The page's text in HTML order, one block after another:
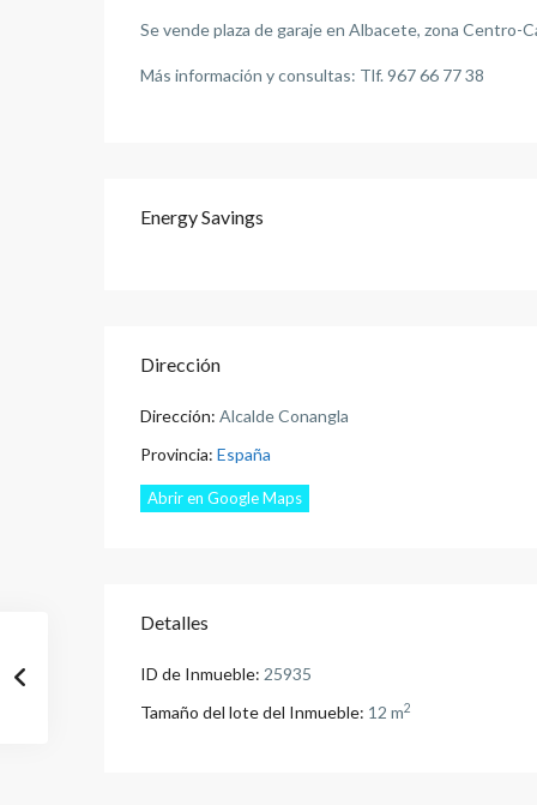
Se vende plaza de garaje en Albacete, zona Centro-
Más información y consultas: Tlf. 967 66 77 38
Energy Savings
Dirección
Dirección: Alcalde Conangla
Provincia: España
Abrir en Google Maps
Detalles
ID de Inmueble: 25935
Tamaño del lote del Inmueble: 12 m2